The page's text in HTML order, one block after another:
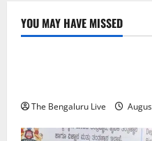
YOU MAY HAVE MISSED
ಬೆಳಗಾವಿ ಬೆಂಗಳೂರು ನಗರ
The Bengaluru Live